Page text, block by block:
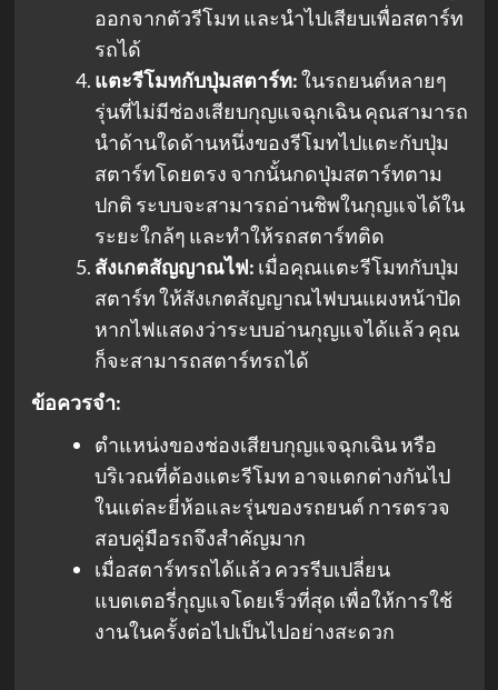
ออกจากตัวรีโมท และนำไปเสียบเพื่อสตาร์ท
รถได้
แตะรีโมทกับปุ่มสตาร์ท:ในรถยนต์หลายๆ
รุ่นที่ไม่มีช่องเสียบกุญแจฉุกเฉิน คุณสามารถ
นำด้านใดด้านหนึ่งของรีโมทไปแตะกับปุ่ม
สตาร์ทโดยตรง จากนั้นกดปุ่มสตาร์ทตาม
ปกติ ระบบจะสามารถอ่านชิพในกุญแจได้ใน
ระยะใกล้ๆ และทำให้รถสตาร์ทติด
สังเกตสัญญาณไฟ: เมื่อคุณแตะรีโมทกับปุ่ม
สตาร์ท ให้สังเกตสัญญาณไฟบนแผงหน้าปัด
หากไฟแสดงว่าระบบอ่านกุญแจได้แล้ว คุณ
ก็จะสามารถสตาร์ทรถได้
ข้อควรจำ:
ตำแหน่งของช่องเสียบกุญแจฉุกเฉิน หรือ
บริเวณที่ต้องแตะรีโมท อาจแตกต่างกันไป
ในแต่ละยี่ห้อและรุ่นของรถยนต์ การตรวจ
สอบคู่มือรถจึงสำคัญมาก
เมื่อสตาร์ทรถได้แล้ว ควรรีบเปลี่ยน
แบตเตอรี่กุญแจโดยเร็วที่สุด เพื่อให้การใช้
งานในครั้งต่อไปเป็นไปอย่างสะดวก